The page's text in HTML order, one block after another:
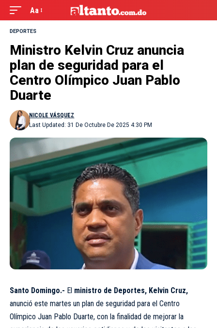
Aa
DEPORTES
Ministro Kelvin Cruz anuncia
plan de seguridad para el
Centro Olímpico Juan Pablo
Duarte
Last Updated: 31 De Octubre De 2025 4:30 PM
NICOLE VÁSQUEZ
Santo Domingo.- El ministro de Deportes, Kelvin Cruz,
anunció este martes un plan de seguridad para el Centro
Olímpico Juan Pablo Duarte, con la finalidad de mejorar la